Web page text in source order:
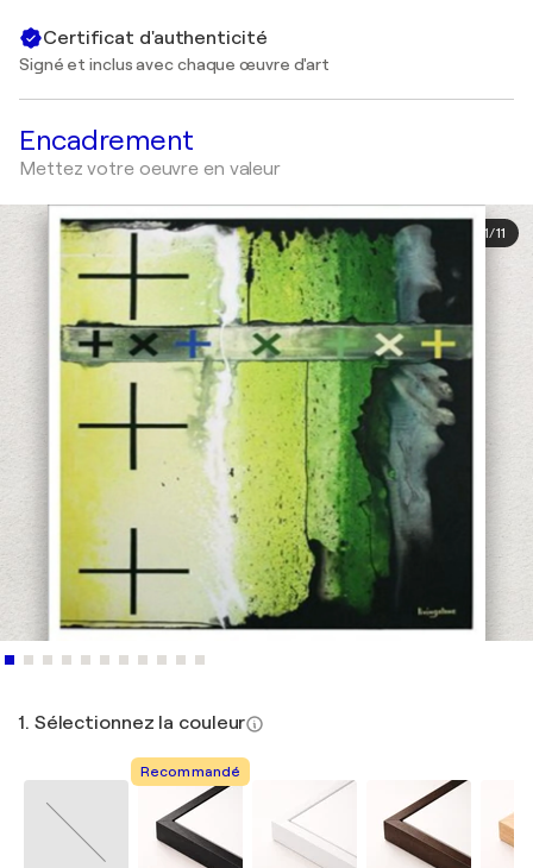
Certificat d'authenticité
Signé et inclus avec chaque œuvre d'art
Encadrement
Mettez votre oeuvre en valeur
1/11
1. Sélectionnez la couleur
Recommandé